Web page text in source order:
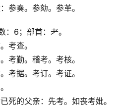
参奏。参劾。参革。
6；部首：耂。
考查。
考勤。稽考。考核。
考据。考订。考证。
死的父亲：先考。如丧考妣。